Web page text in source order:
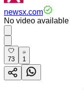
newsx.com
No video available
73 1